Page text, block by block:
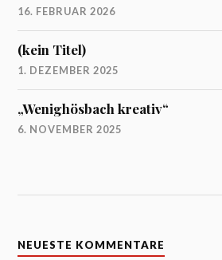
16. FEBRUAR 2026
(kein Titel)
1. DEZEMBER 2025
„Wenighösbach kreativ“
6. NOVEMBER 2025
NEUESTE KOMMENTARE